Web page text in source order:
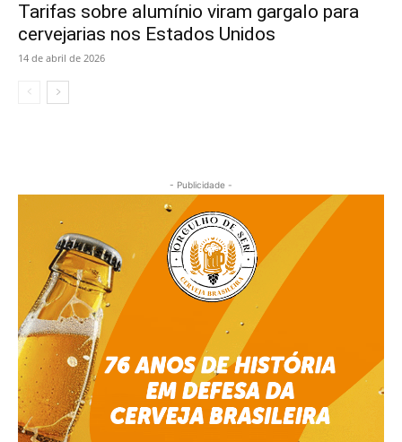
Tarifas sobre alumínio viram gargalo para
cervejarias nos Estados Unidos
14 de abril de 2026
- Publicidade -